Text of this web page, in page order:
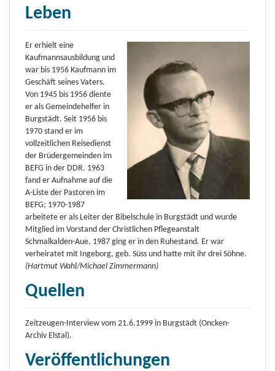
Leben
Er erhielt eine
Kaufmannsausbildung und
war bis 1956 Kaufmann im
Geschäft seines Vaters.
Von 1945 bis 1956 diente
er als Gemeindehelfer in
Burgstädt. Seit 1956 bis
1970 stand er im
vollzeitlichen Reisedienst
der Brüdergemeinden im
BEFG in der DDR. 1963
fand er Aufnahme auf die
A-Liste der Pastoren im
BEFG; 1970-1987
arbeitete er als Leiter der Bibelschule in Burgstädt und wurde
Mitglied im Vorstand der Christlichen Pflegeanstalt
Schmalkalden-Aue. 1987 ging er in den Ruhestand. Er war
verheiratet mit Ingeborg, geb. Süss und hatte mit ihr drei Söhne.
(Hartmut Wahl/Michael Zimmermann)
Quellen
Zeitzeugen-Interview vom 21.6.1999 in Burgstädt (Oncken-
Archiv Elstal).
Veröffentlichungen